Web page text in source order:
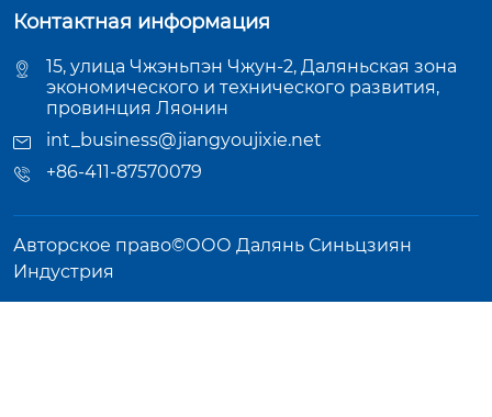
Контактная информация
15, улица Чжэньпэн Чжун-2, Даляньская зона
экономического и технического развития,
провинция Ляонин
int_business@jiangyoujixie.net
+86-411-87570079
Авторское право©ООО Далянь Синьцзиян
Индустрия